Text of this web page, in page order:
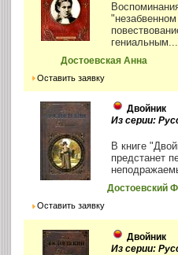
гениальным...
Достоевская Анна
Оставить заявку
Двойник
Из серии:
В книге
предстанет
Достоевский
Оставить заявку
Двойник
Из серии: